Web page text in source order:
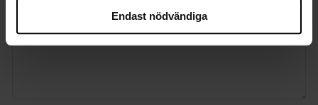
Endast nödvändiga